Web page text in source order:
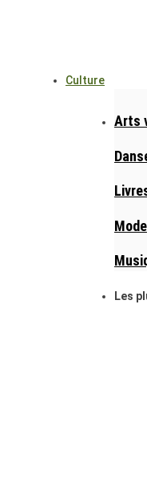
Culture
Arts
Mode
Les